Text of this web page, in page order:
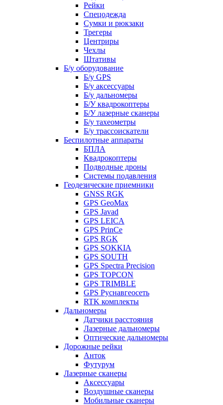
Рейки
Спецодежда
Сумки и рюкзаки
Трегеры
Центриры
Чехлы
Штативы
Б/у оборудование
Б/у GPS
Б/у аксессуары
Б/у дальномеры
Б/У квадрокоптеры
Б/У лазерные сканеры
Б/у тахеометры
Б/у трассоискатели
Беспилотные аппараты
БПЛА
Квадрокоптеры
Подводные дроны
Системы подавления
Геодезические приемники
GNSS RGK
GPS GeoMax
GPS Javad
GPS LEICA
GPS PrinCe
GPS RGK
GPS SOKKIA
GPS SOUTH
GPS Spectra Precision
GPS TOPCON
GPS TRIMBLE
GPS Руснавгеосеть
RTK комплекты
Дальномеры
Датчики расстояния
Лазерные дальномеры
Оптические дальномеры
Дорожные рейки
Анток
Футурум
Лазерные сканеры
Аксессуары
Воздушные сканеры
Мобильные сканеры